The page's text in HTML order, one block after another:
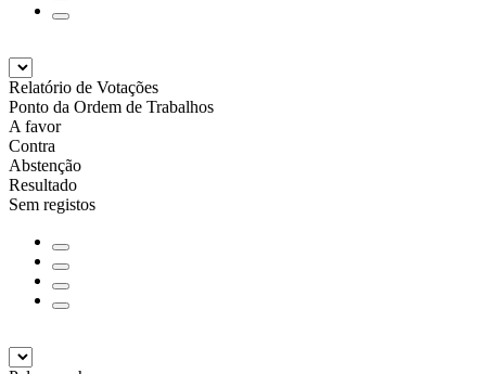
Relatório de Votações
Ponto da Ordem de Trabalhos
A favor
Contra
Abstenção
Resultado
Sem registos